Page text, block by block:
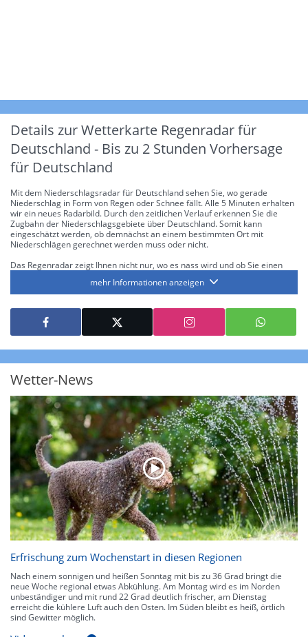
Details zur Wetterkarte Regenradar für
Deutschland - Bis zu 2 Stunden Vorhersage
für Deutschland
Mit dem Niederschlagsradar für Deutschland sehen Sie, wo gerade
Niederschlag in Form von Regen oder Schnee fällt. Alle 5 Minuten erhalten
wir ein neues Radarbild. Durch den zeitlichen Verlauf erkennen Sie die
Zugbahn der Niederschlagsgebiete über Deutschland. Somit kann
eingeschätzt werden, ob demnächst an einem bestimmten Ort mit
Niederschlägen gerechnet werden muss oder nicht.
Das Regenradar zeigt Ihnen nicht nur, wo es nass wird und ob Sie einen
die Niederschlagsintensität. Diese bezieht sich laut offiziellen Richtlinien
jeweils auf die Niederschlagsmenge in l/m² pro Stunde Regen- bzw.
Schneefall. Die 6 Stufen sind wie folgt gegliedert: Die hellen Blautöne
symbolisieren leichte bis mäßige Regen- bzw. Schneefälle mit einer
Intensität bis 8.1 l/m² pro Stunde. Dunkelblau repräsentiert mäßige bis
starke Niederschläge bis 35 l/m² pro Stunde. Hier können bereits Gewitter
auftreten. Extreme bzw. unwetterartige Niederschlagsereignisse mit
über 150 l/m² pro Stunde an. Solche
Neben der Niederschlagsintensität kann auch die Zuggeschwindigkeit der
Niederschlagsgebiete und damit die Niederschlagsdauer abgeschätzt
werden. Neben der 5-minütigen Radaraufzeichnung gibt es eine
Niederschlagsprognosefür die nächsten 2 Stunden. So sehen Sie genau,
wann und wo in Deutschland mit Regen oder Schneefall zu rechnen ist bzw.
kennen zu jeder Zeit den genauen Verlauf einer Niederschlagsfront.
mehr Informationen anzeigen
Wetter-News
Erfrischung zum Wochenstart in diesen Regionen
Nach einem sonnigen und heißen Sonntag mit bis zu 36 Grad bringt die
neue Woche regional etwas Abkühlung. Am Montag wird es im Norden
unbeständiger und mit rund 22 Grad deutlich frischer, am Dienstag
erreicht die kühlere Luft auch den Osten. Im Süden bleibt es heiß, örtlich
sind Gewitter möglich.